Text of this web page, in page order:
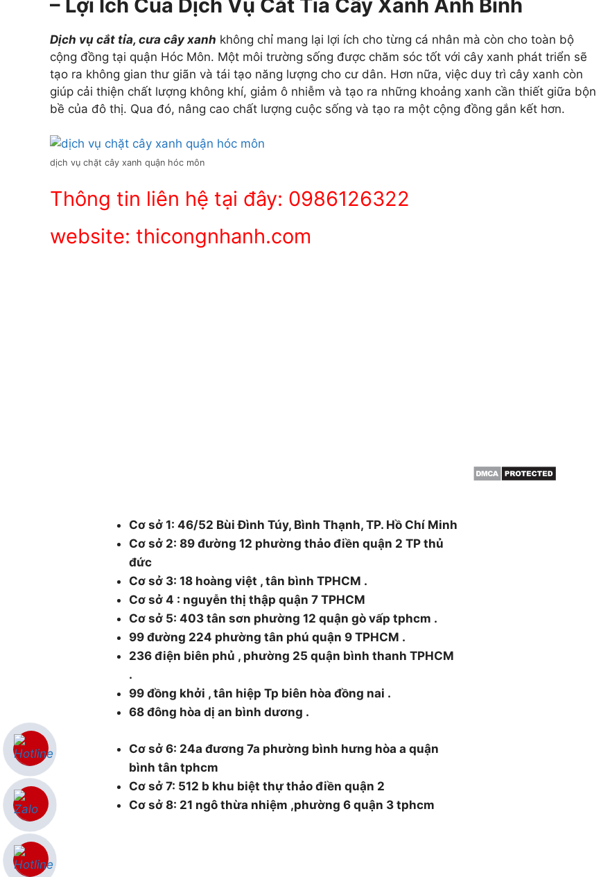
– Lợi Ích Của Dịch Vụ Cắt Tỉa Cây Xanh Ánh Bình
Dịch vụ cắt tỉa, cưa cây xanh không chỉ mang lại lợi ích cho từng cá nhân mà còn cho toàn bộ
cộng đồng tại quận Hóc Môn. Một môi trường sống được chăm sóc tốt với cây xanh phát triển sẽ
tạo ra không gian thư giãn và tái tạo năng lượng cho cư dân. Hơn nữa, việc duy trì cây xanh còn
giúp cải thiện chất lượng không khí, giảm ô nhiễm và tạo ra những khoảng xanh cần thiết giữa bộn
bề của đô thị. Qua đó, nâng cao chất lượng cuộc sống và tạo ra một cộng đồng gắn kết hơn.
dịch vụ chặt cây xanh quận hóc môn
Thông tin liên hệ tại đây: 0986126322
website: thicongnhanh.com
Cơ sở 1: 46/52 Bùi Đình Túy, Bình Thạnh, TP. Hồ Chí Minh
Cơ sở 2: 89 đường 12 phường thảo điền quận 2 TP thủ
đức
Cơ sở 3: 18 hoàng việt , tân bình TPHCM .
Cơ sở 4 : nguyễn thị thập quận 7 TPHCM
Cơ sở 5: 403 tân sơn phường 12 quận gò vấp tphcm .
99 đường 224 phường tân phú quận 9 TPHCM .
236 điện biên phủ , phường 25 quận bình thanh TPHCM
.
99 đồng khởi , tân hiệp Tp biên hòa đồng nai .
68 đông hòa dị an bình dương .
Cơ sở 6: 24a đương 7a phường bình hưng hòa a quận
bình tân tphcm
Cơ sở 7: 512 b khu biệt thự thảo điền quận 2
Cơ sở 8: 21 ngô thừa nhiệm ,phường 6 quận 3 tphcm